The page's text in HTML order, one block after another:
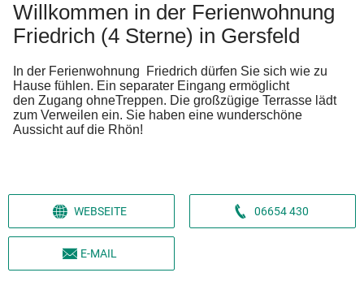
Willkommen in der Ferienwohnung
Friedrich (4 Sterne) in Gersfeld
In der Ferienwohnung Friedrich dürfen Sie sich wie zu
Hause fühlen. Ein separater Eingang ermöglicht
den Zugang ohneTreppen. Die großzügige Terrasse lädt
zum Verweilen ein. Sie haben eine wunderschöne
Aussicht auf die Rhön!
WEBSEITE 06654 430
E-MAIL